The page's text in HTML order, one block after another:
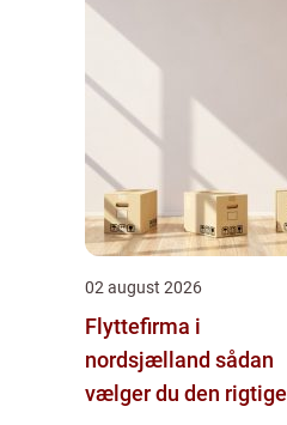
02 august 2026
Flyttefirma i
nordsjælland sådan
vælger du den rigtige